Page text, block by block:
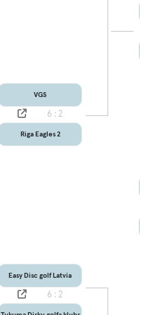
VGS
6 : 2
Riga Eagles 2
Easy Disc golf Latvia
6 : 2